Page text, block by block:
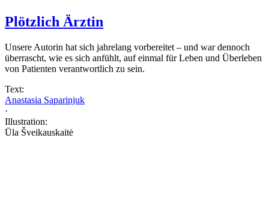
Plötzlich Ärztin
Unsere Autorin hat sich jahrelang vorbereitet – und war dennoch
überrascht, wie es sich anfühlt, auf einmal für Leben und Überleben
von Patienten verantwortlich zu sein.
Text:
Anastasia Saparinjuk
·
Illustration:
Ūla Šveikauskaitė